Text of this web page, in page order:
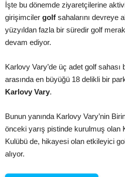
İşte bu dönemde ziyaretçilerine
girişimciler golf sahalarını devreye
yüzyıldan fazla bir süredir golf
devam ediyor.
Karlovy Vary’de üç adet golf sahası
arasında en büyüğü 18 delikli bir
Karlovy Vary.
Bunun yanında Karlovy Vary’nin
önceki yarış pistinde kurulmuş olan
Kulübü de, hikayesi olan etkileyici
alıyor.